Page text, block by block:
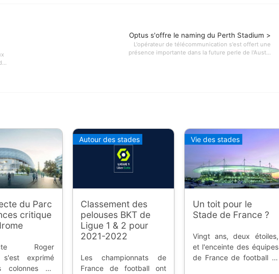
Optus s'offre le naming du Perth Stadium >
L'opérateur de télécommunication s'est offert une
présence importante dans la future perle de l'Aust...
du Parc
critique
Roger
s'est exprimé
colonnes de
Autour des stades
Classement des
pelouses BKT de
Ligue 1 & 2 pour
2021-2022
Les championnats de
France de football ont
Vie des stades
Un toit pour le
Stade de France ?
Vingt ans, deux étoiles,
et l'enceinte des équipes
de France de football et